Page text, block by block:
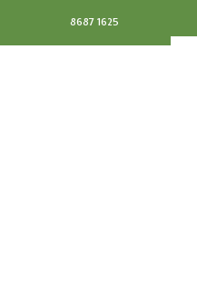
8687 1625